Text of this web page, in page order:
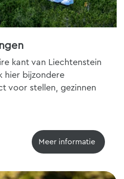
kant van Liechtenstein
hier bijzondere
voor stellen, gezinnen
Meer informatie